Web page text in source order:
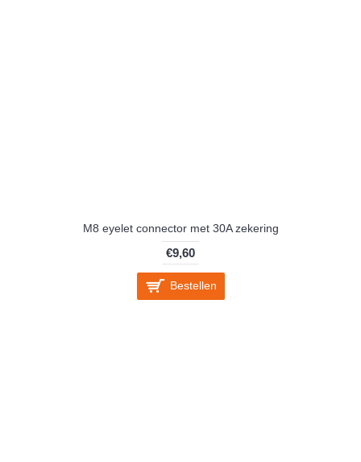
M8 eyelet connector met 30A zekering
€9,60
Bestellen